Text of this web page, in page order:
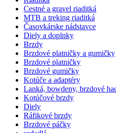
Cestné a gravel riaditká
MTB a treking riaditká
Časovkárske nádstavce
Diely a doplnky
Brzdy
Brzdové platničky a gumičky
Brzdové platničky
Brzdové gumičky
Kotúče a adaptéry
Lanká, bowdeny, brzdové
Kotúčové brzdy
Diely
Ráfikové brzdy
Brzdové páčky